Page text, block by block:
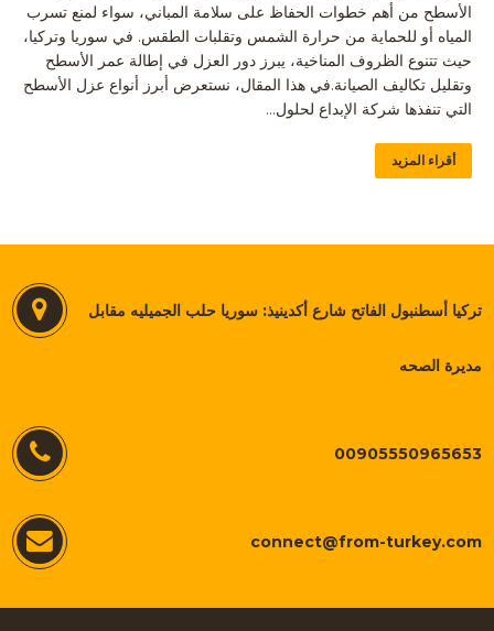
الأسطح من أهم خطوات الحفاظ على سلامة المباني، سواء لمنع تسرب
المياه أو للحماية من حرارة الشمس وتقلبات الطقس. في سوريا وتركيا،
حيث تتنوع الظروف المناخية، يبرز دور العزل في إطالة عمر الأسطح
وتقليل تكاليف الصيانة.في هذا المقال، نستعرض أبرز أنواع عزل الأسطح
التي تنفذها شركة الإبداع لحلول…
أقراء المزيد
تركيا أسطنبول الفاتح شارع أكدينيذ: سوريا حلب الجميليه مقابل
مديرة الصحه
00905550965653
connect@from-turkey.com